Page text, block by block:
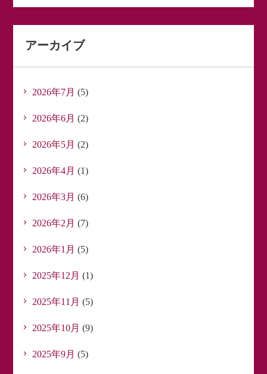
アーカイブ
2026年7月 (5)
2026年6月 (2)
2026年5月 (2)
2026年4月 (1)
2026年3月 (6)
2026年2月 (7)
2026年1月 (5)
2025年12月 (1)
2025年11月 (5)
2025年10月 (9)
2025年9月 (5)